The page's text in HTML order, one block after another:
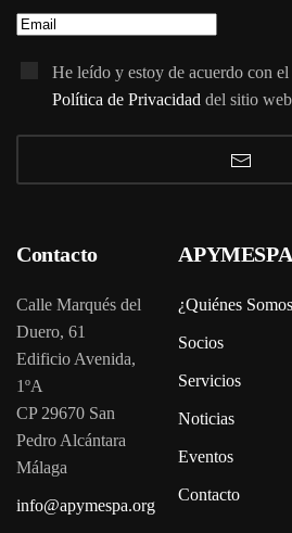
He leído y estoy de acuerdo con el
Política de Privacidad del sitio
Contacto
Calle Marqués del
Duero, 61
Edificio Avenida,
1ºA
CP 29670 San
Pedro Alcántara
Málaga
info@apymespa.org
APYMESPA
¿Quiénes
Socios
Servicios
Noticias
Eventos
Contacto